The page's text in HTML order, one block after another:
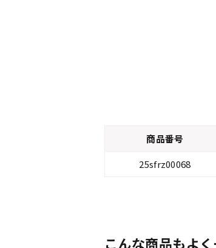
商品番号
25sfrz00068
こんな商品もよ